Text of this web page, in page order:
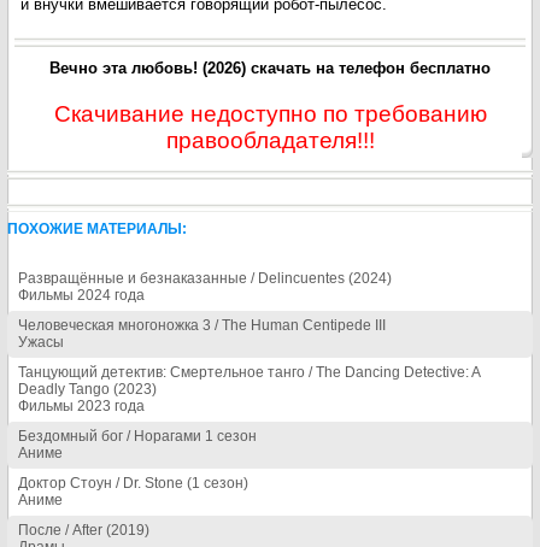
и внучки вмешивается говорящий робот-пылесос.
Вечно эта любовь! (2026) скачать на телефон бесплатно
Скачивание недоступно по требованию
правообладателя!!!
ПОХОЖИЕ МАТЕРИАЛЫ:
Развращённые и безнаказанные / Delincuentes (2024)
Фильмы 2024 года
Человеческая многоножка 3 / The Human Centipede III
Ужасы
Танцующий детектив: Смертельное танго / The Dancing Detective: A
Deadly Tango (2023)
Фильмы 2023 года
Бездомный бог / Норагами 1 сезон
Аниме
Доктор Стоун / Dr. Stone (1 сезон)
Аниме
После / After (2019)